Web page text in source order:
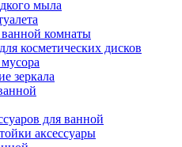
мыла
комнаты
косметических дисков
зеркала
для ванной
аксессуары